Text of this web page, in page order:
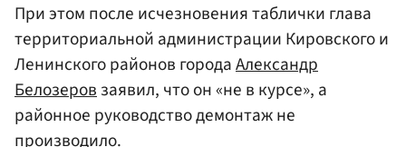
При этом после исчезновения таблички глава
территориальной администрации Кировского и
Ленинского районов городаАлександр
Белозеровзаявил, что он «не в курсе», а
районное руководство демонтаж не
производило.